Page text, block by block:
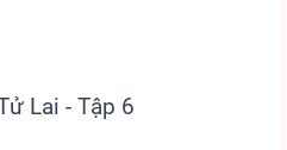
Lai - Tập 6